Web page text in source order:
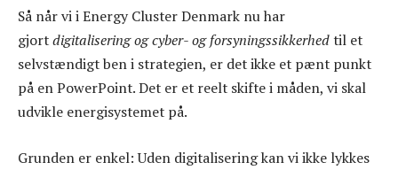
Så når vi i Energy Cluster Denmark nu har
gjortdigitalisering og cyber- og forsyningssikkerhedtil et
selvstændigt ben i strategien, er det ikke et pænt punkt
på en PowerPoint. Det er et reelt skifte i måden, vi skal
udvikle energisystemet på.
Grunden er enkel: Uden digitalisering kan vi ikke lykkes